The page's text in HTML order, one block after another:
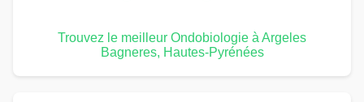
Trouvez le meilleur Ondobiologie à Argeles
Bagneres, Hautes-Pyrénées